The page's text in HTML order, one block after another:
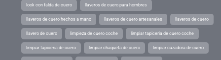
look con falda de cuero llaveros de cuero para hombres
llaveros de cuero hechos a mano llaveros de cuero artesanales llaveros de cuero
llavero de cuero limpieza de cuero coche limpiar tapiceria de cuero coche
limpiar tapiceria de cuero limpiar chaqueta de cuero limpiar cazadora de cuero